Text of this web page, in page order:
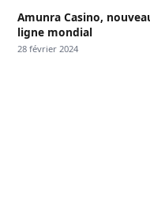
Amunra Casino,
ligne mondial
28 février 2024